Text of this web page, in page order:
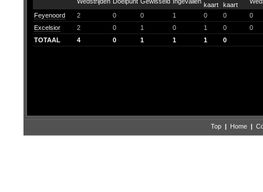
Feyenoord 2 0 0 1 0 0
0
Excelsior
2 0 1 0 1 0
0
TOTAAL
4 0 1 1 1 0
Top | Home |